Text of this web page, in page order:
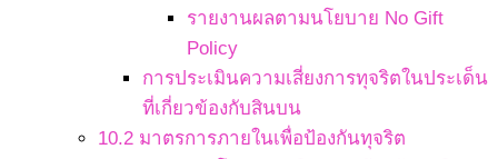
รายงานผลตามนโยบาย No Gift
Policy
การประเมินความเสี่ยงการทุจริตในประเด็น
ที่เกี่ยวข้องกับสินบน
10.2 มาตรการภายในเพื่อป้องกันทุจริต